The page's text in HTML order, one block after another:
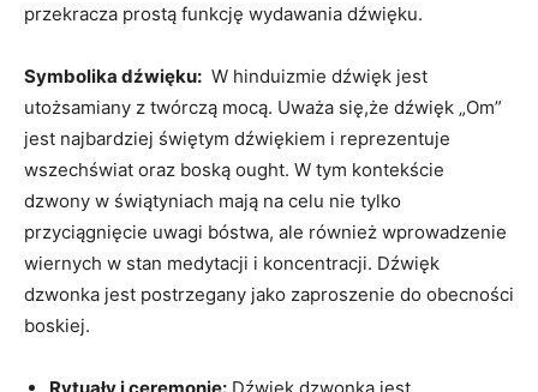
przekracza prostą funkcję wydawania dźwięku.
Symbolika dźwięku: ​ W hinduizmie dźwięk jest
utożsamiany z twórczą mocą. Uważa się,że dźwięk ⁣„Om”
jest najbardziej świętym dźwiękiem i reprezentuje
wszechświat oraz boską ought. W tym kontekście
dzwony w świątyniach mają na ‌celu ​nie tylko
przyciągnięcie uwagi bóstwa, ale również wprowadzenie
wiernych ‌w stan medytacji i koncentracji. Dźwięk
dzwonka jest postrzegany jako zaproszenie ​do obecności
boskiej.